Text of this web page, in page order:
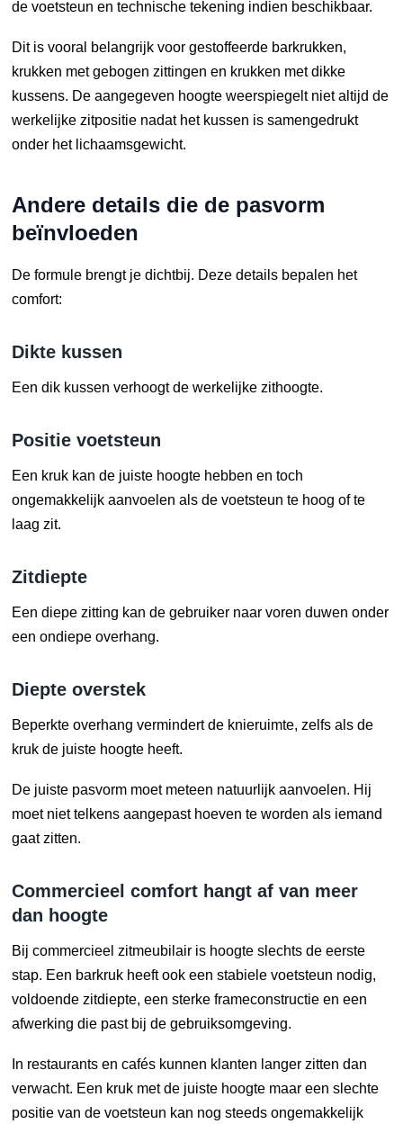
de voetsteun en technische tekening indien beschikbaar.
Dit is vooral belangrijk voor gestoffeerde barkrukken,
krukken met gebogen zittingen en krukken met dikke
kussens. De aangegeven hoogte weerspiegelt niet altijd de
werkelijke zitpositie nadat het kussen is samengedrukt
onder het lichaamsgewicht.
Andere details die de pasvorm
beïnvloeden
De formule brengt je dichtbij. Deze details bepalen het
comfort:
Dikte kussen
Een dik kussen verhoogt de werkelijke zithoogte.
Positie voetsteun
Een kruk kan de juiste hoogte hebben en toch
ongemakkelijk aanvoelen als de voetsteun te hoog of te
laag zit.
Zitdiepte
Een diepe zitting kan de gebruiker naar voren duwen onder
een ondiepe overhang.
Diepte overstek
Beperkte overhang vermindert de knieruimte, zelfs als de
kruk de juiste hoogte heeft.
De juiste pasvorm moet meteen natuurlijk aanvoelen. Hij
moet niet telkens aangepast hoeven te worden als iemand
gaat zitten.
Commercieel comfort hangt af van meer
dan hoogte
Bij commercieel zitmeubilair is hoogte slechts de eerste
stap. Een barkruk heeft ook een stabiele voetsteun nodig,
voldoende zitdiepte, een sterke frameconstructie en een
afwerking die past bij de gebruiksomgeving.
In restaurants en cafés kunnen klanten langer zitten dan
verwacht. Een kruk met de juiste hoogte maar een slechte
positie van de voetsteun kan nog steeds ongemakkelijk